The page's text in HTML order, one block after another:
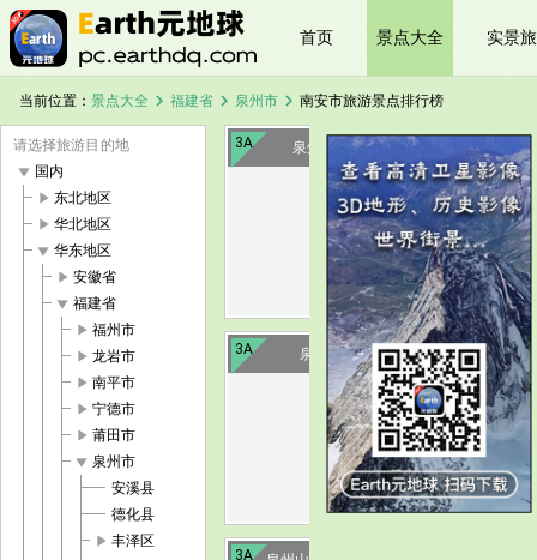
首页 景点大全 实景
当前位置： 景点大全 chevron_right 福建省 chevron_right 泉州市 chevron_right 南安市旅游景点排行榜
请选择旅游目的地
play_arrow 国内
play_arrow 东北地区
play_arrow 华北地区
play_arrow 华东地区
play_arrow 安徽省
play_arrow 福建省
play_arrow 福州市
play_arrow 龙岩市
play_arrow 南平市
play_arrow 宁德市
play_arrow 莆田市
play_arrow 泉州市
安溪县
德化县
play_arrow 丰泽区
3A
image
泉州延平王祠
3A
image
泉州天柱山
3A